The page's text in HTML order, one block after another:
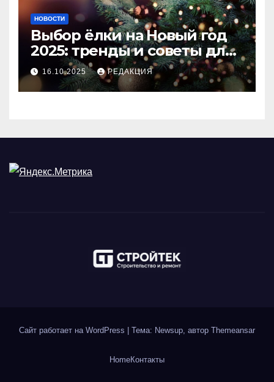
НОВОСТИ
Выбор ёлки на Новый год
2025: тренды и советы для
идеального праздника
16.10.2025 РЕДАКЦИЯ
Сайт работает на WordPress Тема: Newsup, автор Themeansar
HomeКонтакты